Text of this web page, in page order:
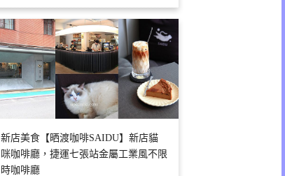
新店美食【晒渡咖啡SAIDU】新店貓
咪咖啡廳，捷運七張站金屬工業風不限
時咖啡廳